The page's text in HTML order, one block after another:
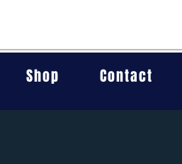
Shop Contact